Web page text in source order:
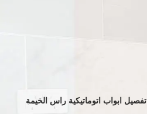
تفصيل ابواب اتوماتيكية راس الخيمة